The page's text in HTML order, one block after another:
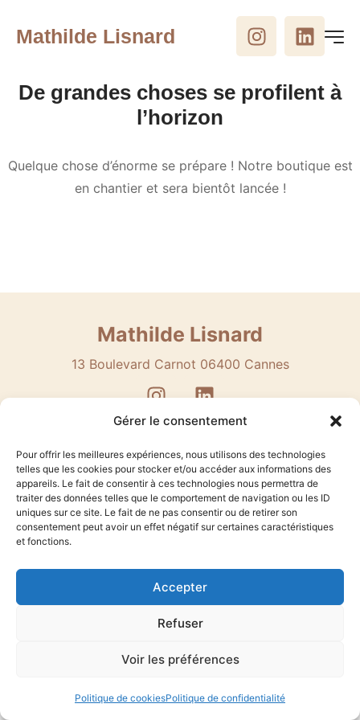
Gérer le consentement
Pour offrir les meilleures expériences, nous utilisons des technologies
telles que les cookies pour stocker et/ou accéder aux informations des
appareils. Le fait de consentir à ces technologies nous permettra de
traiter des données telles que le comportement de navigation ou les ID
uniques sur ce site. Le fait de ne pas consentir ou de retirer son
consentement peut avoir un effet négatif sur certaines caractéristiques
et fonctions.
Accepter
Refuser
Voir les préférences
Politique de cookiesPolitique de confidentialité
Mathilde Lisnard
De grandes choses se profilent à
l’horizon
Quelque chose d’énorme se prépare ! Notre boutique est
en chantier et sera bientôt lancée !
Mathilde Lisnard
13 Boulevard Carnot 06400 Cannes
COPYRIGHT 2025 © MATHILDE LISNARD. ALL RIGHTS RESERVED.
DESIGNED BYAZUR-INFORMATIQUE
Mentions légales –politique de confidentialite